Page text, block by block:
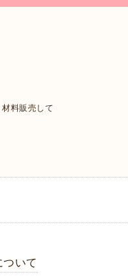
料販売して
いて